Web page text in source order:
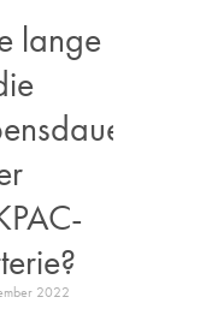
lange
2022